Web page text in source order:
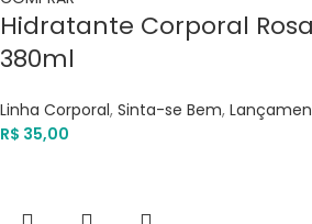
Hidratante Corporal
380ml
Linha Corporal, Sinta-se Bem,
R$ 35,00